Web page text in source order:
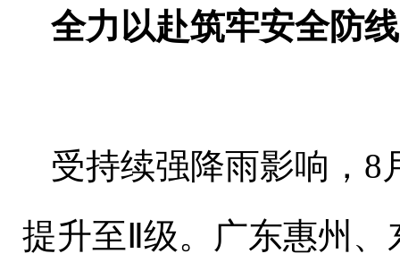
全力以赴筑牢安全防线
受持续强降雨影响，8
提升至Ⅱ级。广东惠州